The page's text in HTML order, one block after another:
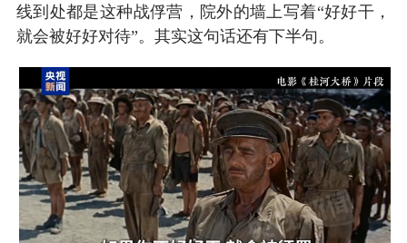
线到处都是这种战俘营，院外的墙上写着“好好干，
就会被好好对待”。其实这句话还有下半句。